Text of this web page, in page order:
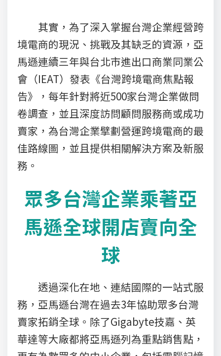
其實，為了深入掌握台灣企業經營跨
境電商的現況、挑戰及其缺乏的資源，亞
馬遜連續三年與台北市進出口商業同業公
會（IEAT）發表《台灣跨境電商焦點報
告》，每年針對將近500家台灣企業做問
卷調查，並且深度訪問顧問服務商或成功
賣家，為台灣企業擘劃營運跨境電商的最
佳路線圖，並且提供相關解決方案及新服
務。
眾多台灣企業乘著亞
馬遜全球開店賣向全
球
透過深化在地、連結國際的一站式服
務，亞馬遜台灣在過去3年協助眾多台灣
賣家拓銷全球。除了Gigabyte技嘉、英
華達等大廠都將亞馬遜列為重點銷售點，